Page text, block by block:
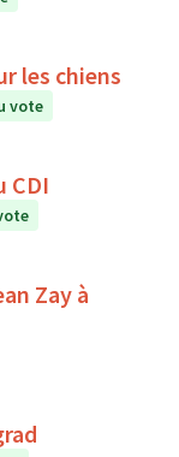
les chiens
vote
CDI
Zay à